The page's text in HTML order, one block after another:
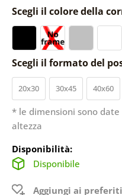
Scegli il colore della
Scegli il formato del
20x30 30x45 40x60
* le dimensioni sono
altezza
Disponibilità:
Disponibile
Aggiungi ai preferiti